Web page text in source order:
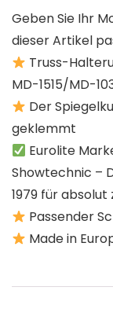
Geben Sie Ihr
dieser Artikel
Truss-
MD-1515/MD-
Der
geklemmt
Eurolite
Showtechnic –
1979 für
Passender
Made in